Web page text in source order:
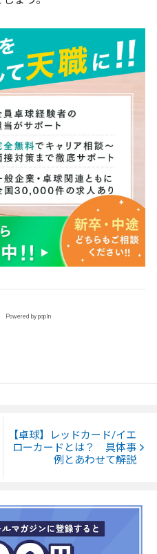
Powered by popIn
【卓球】レッドカード/イエ
ローカードとは？ 具体事
例とあわせて解説